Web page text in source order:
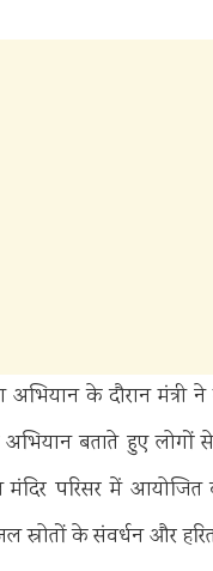
के दौरान मंत्री ने
अभियान बताते हुए
परिसर में आयोजित
के संवर्धन और